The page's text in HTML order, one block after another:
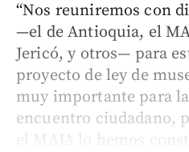
“Nos reuniremos con
—el de Antioquia, el
Jericó, y otros— para
proyecto de ley de
muy importante para
encuentro ciudadano,
el MAJA lo hemos